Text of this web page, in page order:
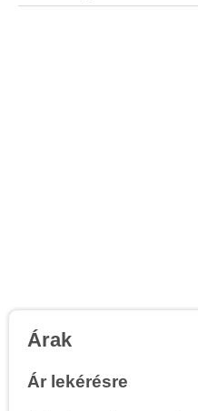
Árak
Ár lekérésre